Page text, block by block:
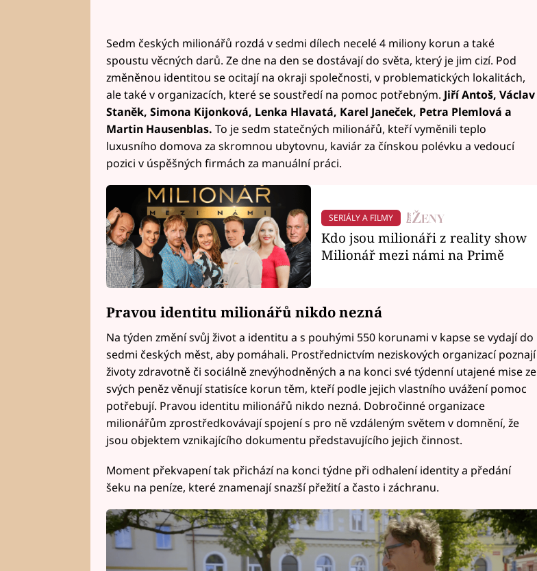
Sedm českých milionářů rozdá v sedmi dílech necelé 4 miliony korun a také
spoustu věcných darů. Ze dne na den se dostávají do světa, který je jim cizí. Pod
změněnou identitou se ocitají na okraji společnosti, v problematických lokalitách,
ale také v organizacích, které se soustředí na pomoc potřebným. Jiří Antoš, Václav
Staněk, Simona Kijonková, Lenka Hlavatá, Karel Janeček, Petra Plemlová a
Martin Hausenblas. To je sedm statečných milionářů, kteří vyměnili teplo
luxusního domova za skromnou ubytovnu, kaviár za čínskou polévku a vedoucí
pozici v úspěšných firmách za manuální práci.
SERIÁLY A FILMY
Kdo jsou milionáři z reality show
Milionář mezi námi na Primě
Pravou identitu milionářů nikdo nezná
Na týden změní svůj život a identitu a s pouhými 550 korunami v kapse se vydají do
sedmi českých měst, aby pomáhali. Prostřednictvím neziskových organizací poznají
životy zdravotně či sociálně znevýhodněných a na konci své týdenní utajené mise ze
svých peněz věnují statisíce korun těm, kteří podle jejich vlastního uvážení pomoc
potřebují. Pravou identitu milionářů nikdo nezná. Dobročinné organizace
milionářům zprostředkovávají spojení s pro ně vzdáleným světem v domnění, že
jsou objektem vznikajícího dokumentu představujícího jejich činnost.
Moment překvapení tak přichází na konci týdne při odhalení identity a předání
šeku na peníze, které znamenají snazší přežití a často i záchranu.